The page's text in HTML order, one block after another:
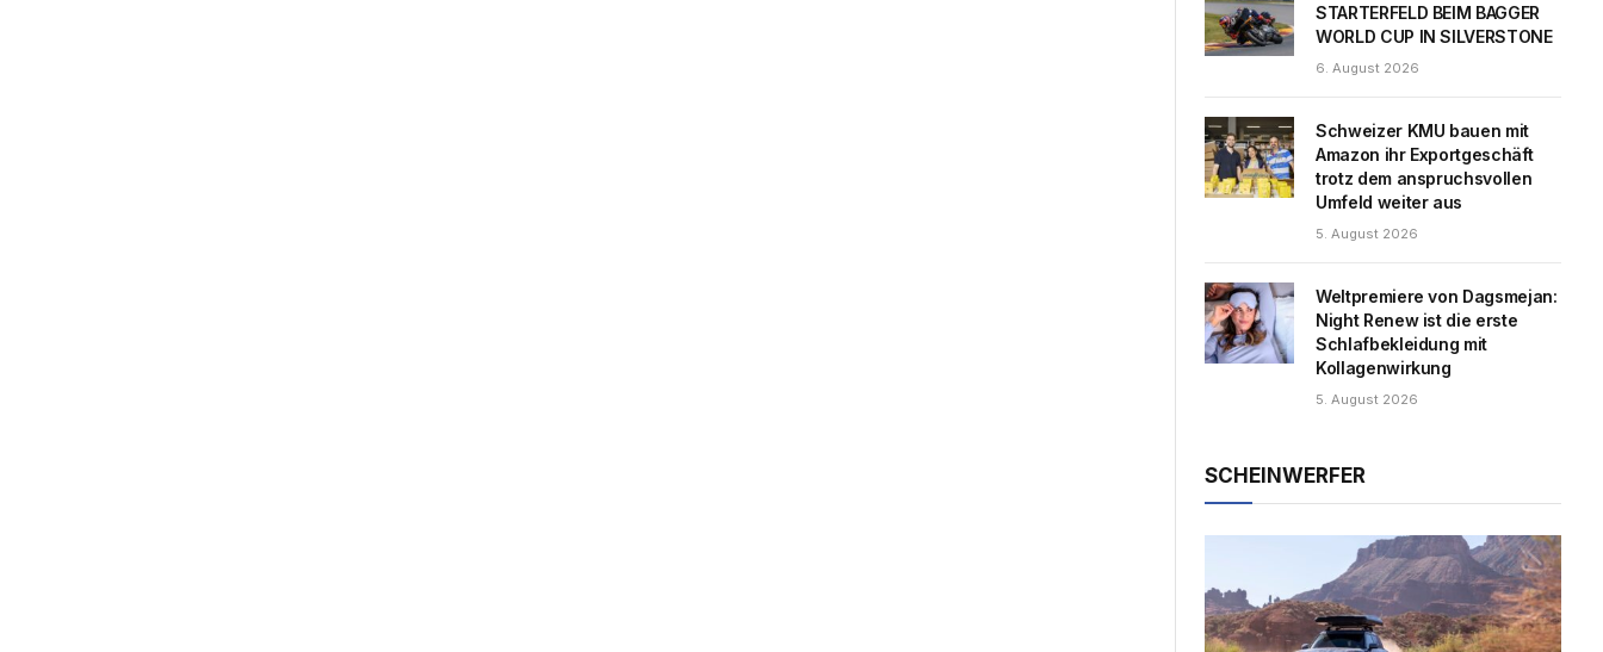
STARTERFELD BEIM BAGGER
WORLD CUP IN SILVERSTONE
6. August 2026
Schweizer KMU bauen mit
Amazon ihr Exportgeschäft
trotz dem anspruchsvollen
Umfeld weiter aus
5. August 2026
Weltpremiere von Dagsmejan:
Night Renew ist die erste
Schlafbekleidung mit
Kollagenwirkung
5. August 2026
SCHEINWERFER